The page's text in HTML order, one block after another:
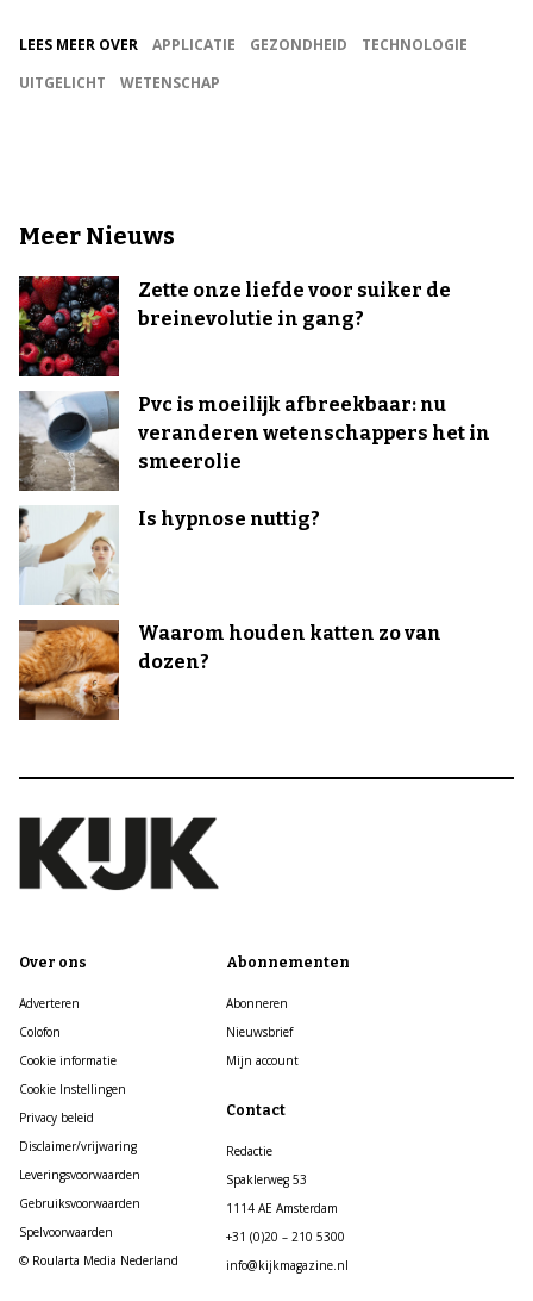
LEES MEER OVER APPLICATIE GEZONDHEID
TECHNOLOGIE
UITGELICHT
WETENSCHAP
Meer Nieuws
Zette onze liefde voor suiker de
breinevolutie in gang?
Pvc is moeilijk afbreekbaar: nu
veranderen wetenschappers het in
smeerolie
Is hypnose nuttig?
Waarom houden katten zo van
dozen?
Over ons
Adverteren
Colofon
Cookie informatie
Cookie Instellingen
Privacy beleid
Disclaimer/vrijwaring
Leveringsvoorwaarden
Gebruiksvoorwaarden
Spelvoorwaarden
© Roularta Media Nederland
Abonnementen
Abonneren
Nieuwsbrief
Mijn account
Contact
Redactie
Spaklerweg 53
1114 AE Amsterdam
+31 (0)20 – 210 5300
info@kijkmagazine.nl